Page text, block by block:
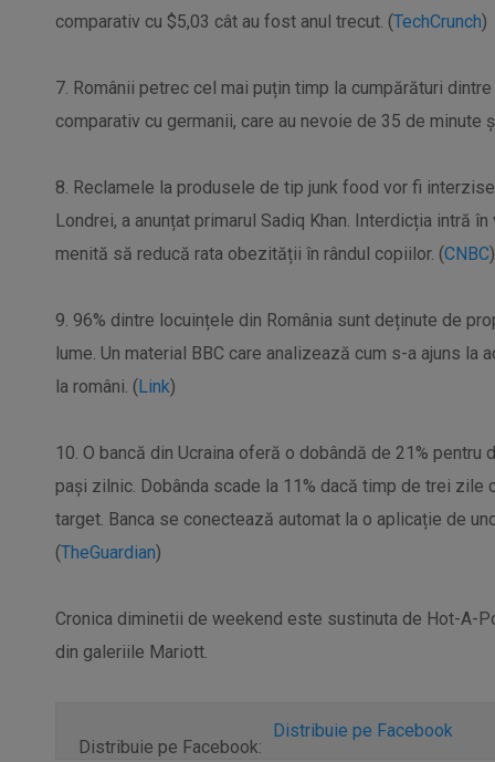
comparativ cu $5,03 cât au fost anul trecut. (TechCrunch)
7. Românii petrec cel mai puțin timp la cumpărături
comparativ cu germanii, care au nevoie de 35 de minute
8. Reclamele la produsele de tip junk food vor fi
Londrei, a anunțat primarul Sadiq Khan. Interdicția intră
menită să reducă rata obezității în rândul copiilor. (CNBC)
9. 96% dintre locuințele din România sunt deținute de
lume. Un material BBC care analizează cum s-a ajuns
la români. (Link)
10. O bancă din Ucraina oferă o dobândă de 21%
pași zilnic. Dobânda scade la 11% dacă timp de trei zile
target. Banca se conectează automat la o aplicație de
(TheGuardian)
Cronica diminetii de weekend este sustinuta de Hot-A-
din galeriile Mariott.
Distribuie pe Facebook:
Distribuie pe Facebook